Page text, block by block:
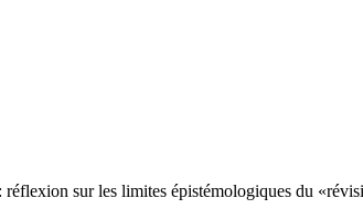
sur les limites épistémologiques du